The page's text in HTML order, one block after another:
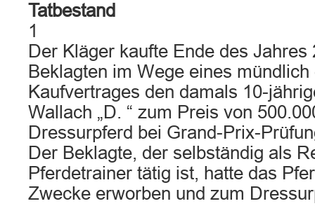
Tatbestand
1
Der Kläger kaufte Ende des Jahres
Beklagten im Wege eines
Kaufvertrages den damals 10-
Wallach „D. “ zum Preis von
Dressurpferd bei Grand-Prix-
Der Beklagte, der selbständig als
Pferdetrainer tätig ist, hatte das
Zwecke erworben und zum